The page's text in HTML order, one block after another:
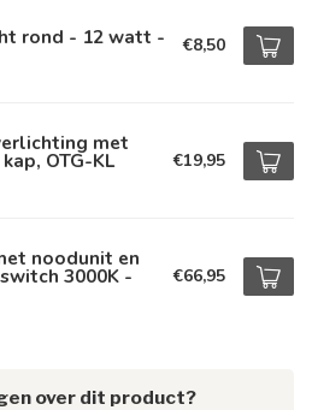
rond - 12 watt - €8,50
met
OTG-KL €19,95
noodunit en
3000K - €66,95
over dit product?